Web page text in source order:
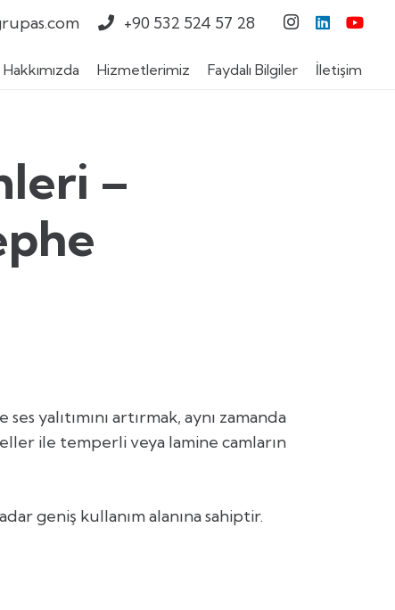
+90 532 524 57 28
Hakkımızda Hizmetlerimiz Faydalı Bilgiler İletişim
–
yalıtımını artırmak, aynı zamanda
ile temperli veya lamine camların
geniş kullanım alanına sahiptir.